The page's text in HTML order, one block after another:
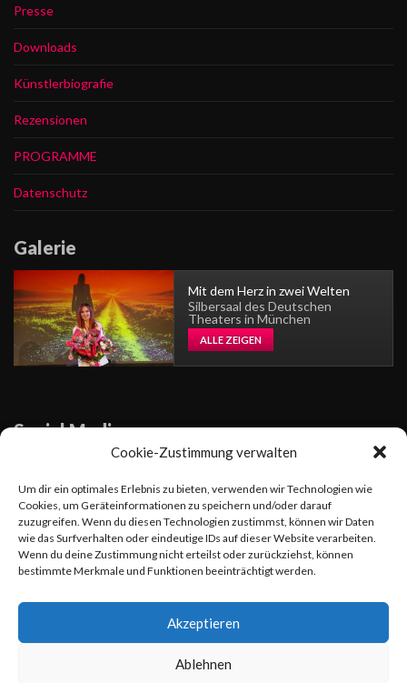
Cookie-Zustimmung verwalten
Um dir ein optimales Erlebnis zu bieten, verwenden wir Technologien wie
Cookies, um Geräteinformationen zu speichern und/oder darauf
zuzugreifen. Wenn du diesen Technologien zustimmst, können wir Daten
wie das Surfverhalten oder eindeutige IDs auf dieser Website verarbeiten.
Wenn du deine Zustimmung nicht erteilst oder zurückziehst, können
bestimmte Merkmale und Funktionen beeinträchtigt werden.
Akzeptieren
Ablehnen
Presse
Downloads
Künstlerbiografie
Rezensionen
PROGRAMME
Datenschutz
Galerie
Mit dem Herz in zwei Welten
Silbersaal des Deutschen
Theaters in München
ALLE ZEIGEN
Social Media
Sängerin
Am 26.01.24 erschien die neue Single und das Musikvideo
und Komponistin. Der Song ist eine Hymne an den Frieden, das
Glück und die Familie, aber prangert auch die Schrecken von
Auskopplung des neuen Albums von Viktoria Lein, das im Herbst